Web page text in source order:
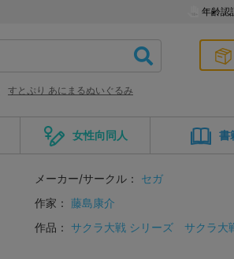
年齢認
すとぷり あにまるぬいぐるみ
女性向同人 書
メーカー/サークル：
セガ
作家： 藤島康介
作品： サクラ大戦 シリーズ サクラ大